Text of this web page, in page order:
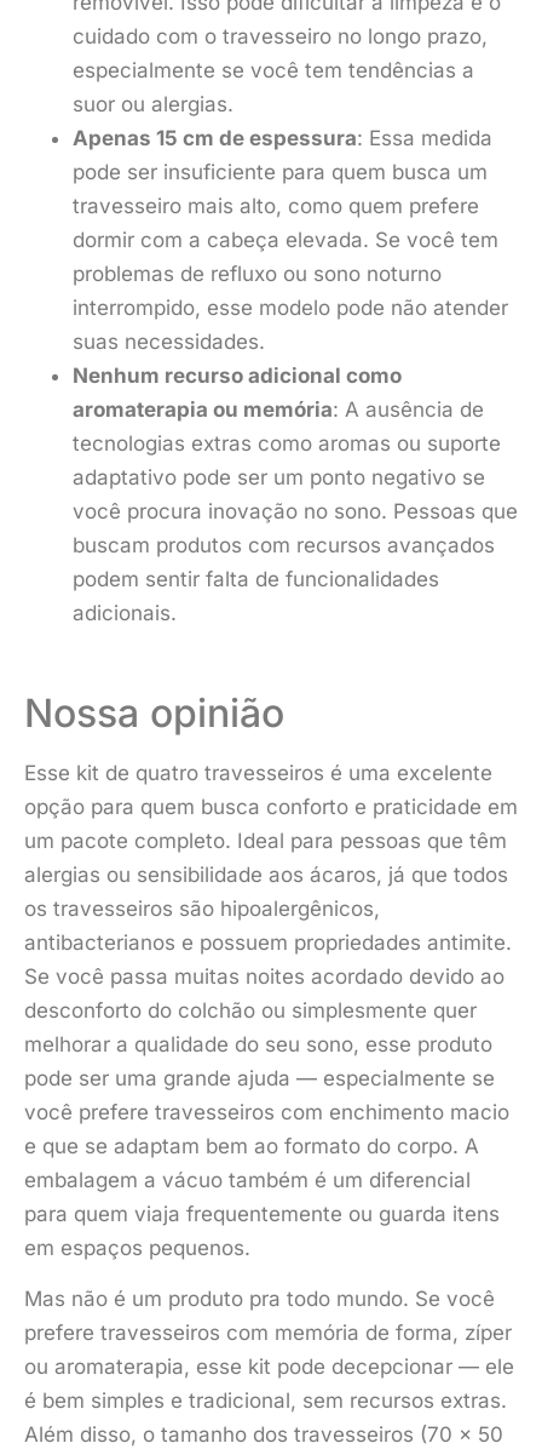
cuidado com o travesseiro no longo prazo,
especialmente se você tem tendências a
suor ou alergias.
Apenas 15 cm de espessura: Essa medida
pode ser insuficiente para quem busca um
travesseiro mais alto, como quem prefere
dormir com a cabeça elevada. Se você tem
problemas de refluxo ou sono noturno
interrompido, esse modelo pode não atender
suas necessidades.
Nenhum recurso adicional como
aromaterapia ou memória: A ausência de
tecnologias extras como aromas ou suporte
adaptativo pode ser um ponto negativo se
você procura inovação no sono. Pessoas que
buscam produtos com recursos avançados
podem sentir falta de funcionalidades
adicionais.
Nossa opinião
Esse kit de quatro travesseiros é uma excelente
opção para quem busca conforto e praticidade em
um pacote completo. Ideal para pessoas que têm
alergias ou sensibilidade aos ácaros, já que todos
os travesseiros são hipoalergênicos,
antibacterianos e possuem propriedades antimite.
Se você passa muitas noites acordado devido ao
desconforto do colchão ou simplesmente quer
melhorar a qualidade do seu sono, esse produto
pode ser uma grande ajuda — especialmente se
você prefere travesseiros com enchimento macio
e que se adaptam bem ao formato do corpo. A
embalagem a vácuo também é um diferencial
para quem viaja frequentemente ou guarda itens
em espaços pequenos.
Mas não é um produto pra todo mundo. Se você
prefere travesseiros com memória de forma, zíper
ou aromaterapia, esse kit pode decepcionar — ele
é bem simples e tradicional, sem recursos extras.
Além disso, o tamanho dos travesseiros (70 x 50